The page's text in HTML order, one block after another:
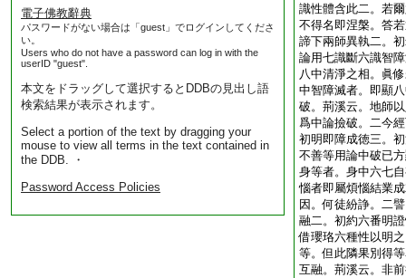
電子佛教辭典
パスワードがない場合は「guest」でログインしてくださ
い。
Users who do not have a password can log in with the
userID "guest".
本文をドラッグして選択するとDDBの見出し語
検索結果が表示されます。
Select a portion of the text by dragging your
mouse to view all terms in the text contained in
the DDB. ・
Password Access Policies
識性體含此二。若
不得名即涅槃。答
諦下兩師異執二。
論用七識斷六識智
八中清淨之相。眞
中智障滅者。即顯
破。荊溪云。地師
爲中論撿破。二今
初明即障成徳三。
不善等用論中破已
身等者。身中六七
惱者即屬煩惱結業
因。何徒紛諍。二
融二。初約六番明
借瓔珞六種性以明
等。但此隣果別得
互融。荊溪云。非